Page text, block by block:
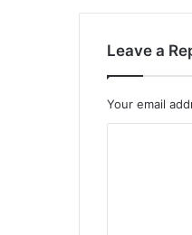
Leave a
Your email